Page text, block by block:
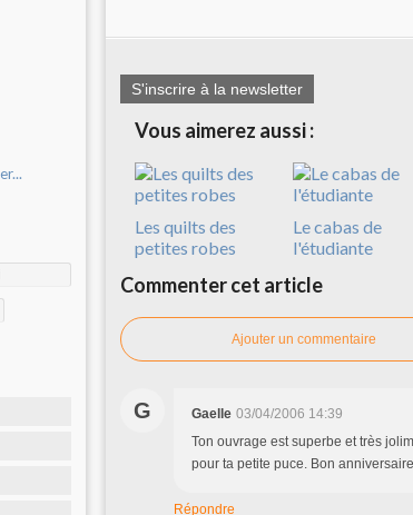
S'inscrire à la newsletter
Vous aimerez aussi :
Les quilts des
petites robes
Le cabas de
l'étudiante
Commenter cet article
Ajouter un commentaire
G Gaelle 03/04/2006 14:39
Ton ouvrage est superbe et très
pour ta petite puce. Bon
Répondre